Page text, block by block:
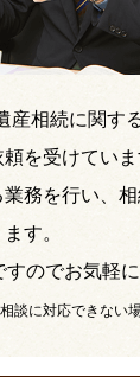
産相続に関す
を受けてい
務を行い、
す。
すのでお気軽
談に対応できない場